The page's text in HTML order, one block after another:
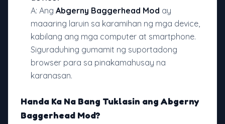
A: Ang Abgerny Baggerhead Mod ay
maaaring laruin sa karamihan ng mga device,
kabilang ang mga computer at smartphone.
Siguraduhing gumamit ng suportadong
browser para sa pinakamahusay na
karanasan.
Handa Ka Na Bang Tuklasin ang Abgerny
Baggerhead Mod?